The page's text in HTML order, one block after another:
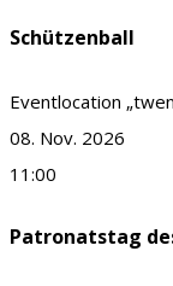
Schützenball
Eventlocation
08. Nov. 2026
11:00
Patronatstag